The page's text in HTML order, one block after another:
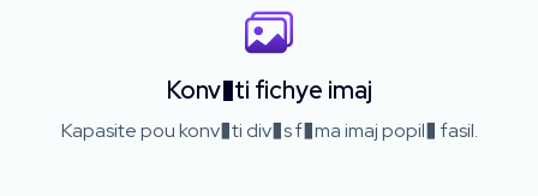
Konv�ti fichye imaj
Kapasite pou konv�ti div�s f�ma imaj popil� fasil.